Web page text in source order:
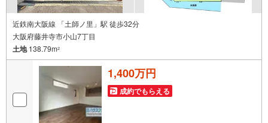
近鉄南大阪線 「土師ノ里」駅 徒歩32分
大阪府藤井寺市小山7丁目
土地138.79m2
1,400万円
成約でもらえる